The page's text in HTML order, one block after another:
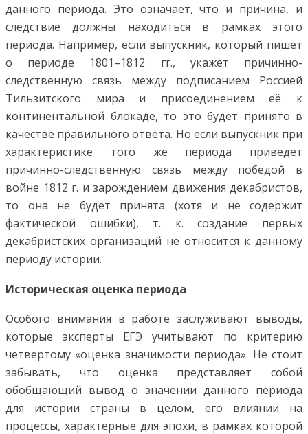
данного периода. Это означает, что и причина, и
следствие должны находиться в рамках этого
периода. Например, если выпускник, который пишет
о периоде 1801–1812 гг., укажет причинно-
следственную связь между подписанием Россией
Тильзитского мира и присоединением её к
континентальной блокаде, то это будет принято в
качестве правильного ответа. Но если выпускник при
характеристике того же периода приведёт
причинно-следственную связь между победой в
войне 1812 г. и зарождением движения декабристов,
то она не будет принята (хотя и не содержит
фактической ошибки), т. к. создание первых
декабристских организаций не относится к данному
периоду истории.
Историческая оценка периода
Особого внимания в работе заслуживают выводы,
которые эксперты ЕГЭ учитывают по критерию
четвертому «оценка значимости периода». Не стоит
забывать, что оценка представляет собой
обобщающий вывод о значении данного периода
для истории страны в целом, его влиянии на
процессы, характерные для эпохи, в рамках которой